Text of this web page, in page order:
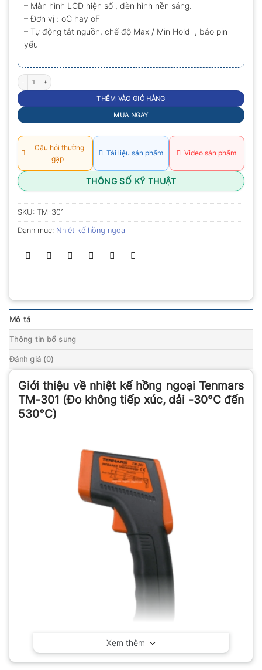
– Màn hình LCD hiện số , đèn hình nền sáng.
– Đơn vị : oC hay oF
– Tự động tắt nguồn, chế độ Max / Min Hold , báo pin
yếu
Nhiệt kế hồng ngoại Tenmars TM-301 số lượng
THÊM VÀO GIỎ HÀNG
MUA NGAY
Câu hỏi thường
gặp
Tài liệu sản phẩm Video sản phẩm
THÔNG SỐ KỸ THUẬT
SKU: TM-301
Danh mục: Nhiệt kế hồng ngoại
Mô tả
Thông tin bổ sung
Đánh giá (0)
Giới thiệu về nhiệt kế hồng ngoại Tenmars
TM-301 (Đo không tiếp xúc, dải -30°C đến
530°C)
Nhiệt kế hồng ngoại Tenmars TM-301
Xem thêm